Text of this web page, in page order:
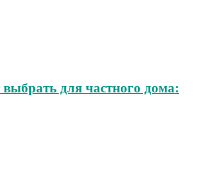
для частного дома: